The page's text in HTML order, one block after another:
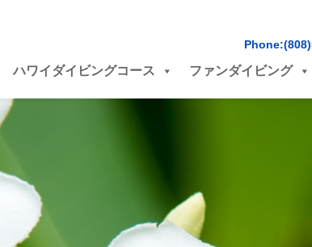
ハワイダイビングコース ファンダイビング